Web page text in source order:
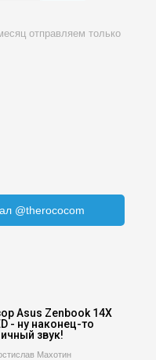
отправляем только
@therococom
Asus Zenbook 14X
- ну наконец-то
звук!
Махотин